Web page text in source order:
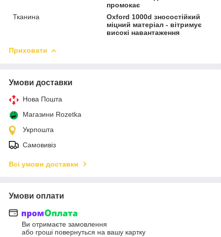
промокає
Тканина
Oxford 1000d зносостійкий
міцний матеріал - вітримує
високі навантаження
Приховати
Умови доставки
Нова Пошта
Магазини Rozetka
Укрпошта
Самовивіз
Всі умови доставки
Умови оплати
Ви отримаєте замовлення
або гроші повернуться на вашу картку